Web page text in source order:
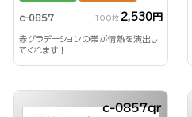
c-0857 100枚 2,530円
赤グラデーションの帯が情熱を演出し
てくれます！
c-0857qr